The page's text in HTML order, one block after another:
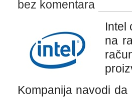
bez komentara
Intel
na
Kompanija navodi